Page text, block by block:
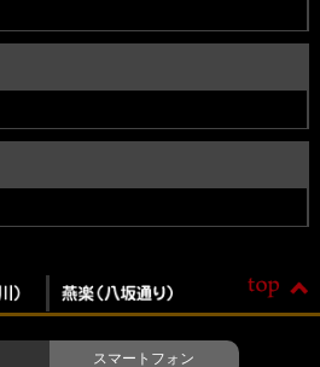
スマートフォン